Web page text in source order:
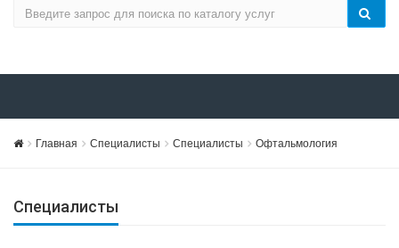
Главная Специалисты Специалисты Офтальмология
Специалисты